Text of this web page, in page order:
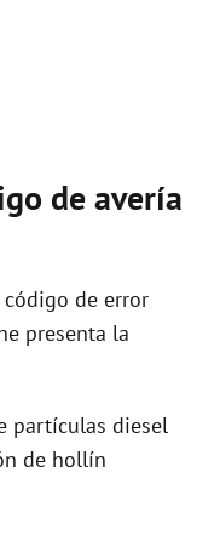
de avería
de error
presenta la
partículas diesel
de hollín